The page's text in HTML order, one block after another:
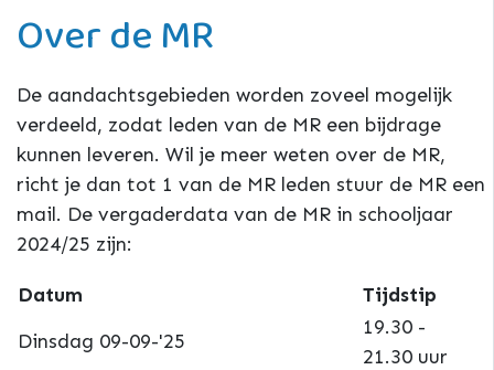
Over de MR
De aandachtsgebieden worden zoveel mogelijk
verdeeld, zodat leden van de MR een bijdrage
kunnen leveren. Wil je meer weten over de MR,
richt je dan tot 1 van de MR leden stuur de MR een
mail. De vergaderdata van de MR in schooljaar
2024/25 zijn:
Datum
Tijdstip
Dinsdag 09-09-'25
19.30 -
21.30 uur